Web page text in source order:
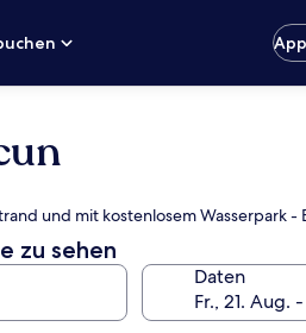
und mit kostenlosem Wasserpark -
zu sehen
Daten